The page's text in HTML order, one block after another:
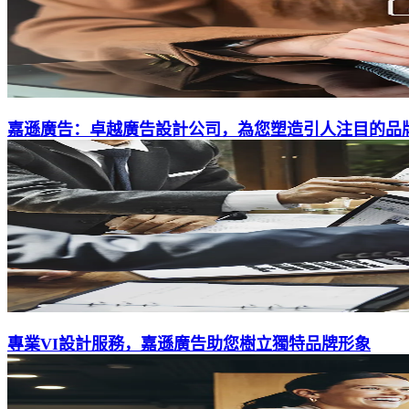
嘉遜廣告：卓越廣告設計公司，為您塑造引人注目的品
專業VI設計服務，嘉遜廣告助您樹立獨特品牌形象